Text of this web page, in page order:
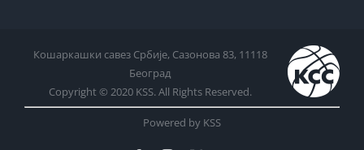
Кошаркашки савез Србије, Сазонова 83, 11118
Београд
Copyright © 2020 KSS. All Rights Reserved.
Powered by KSS